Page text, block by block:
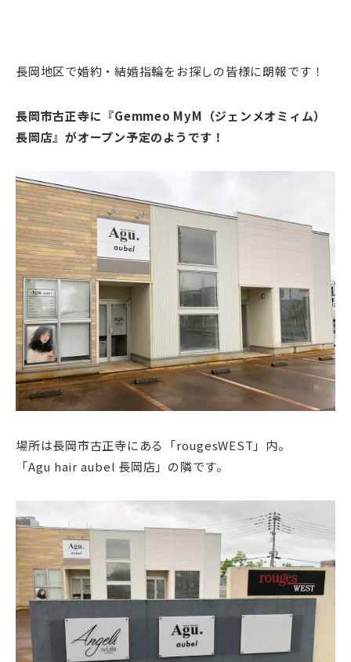
長岡地区で婚約・結婚指輪をお探しの皆様に朗報です！
長岡市古正寺に『Gemmeo MyM（ジェンメオミィム）
長岡店』がオープン予定のようです！
場所は長岡市古正寺にある「rougesWEST」内。
「Agu hair aubel 長岡店」の隣です。